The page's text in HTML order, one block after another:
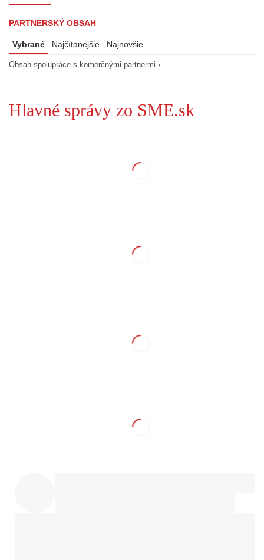
PARTNERSKÝ OBSAH
Vybrané Najčítanejšie Najnovšie
Obsah spolupráce s komerčnými partnermi ›
Hlavné správy zo SME.sk